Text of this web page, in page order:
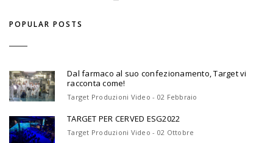
POPULAR POSTS
Dal farmaco al suo confezionamento, Target vi
racconta come!
Target Produzioni Video - 02 Febbraio
TARGET PER CERVED ESG2022
Target Produzioni Video - 02 Ottobre